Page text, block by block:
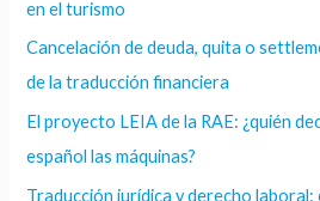
en el turismo
Cancelación de deuda, quita o
de la traducción financiera
El proyecto LEIA de la RAE: ¿quién
español las máquinas?
Traducción jurídica y derecho laboral: